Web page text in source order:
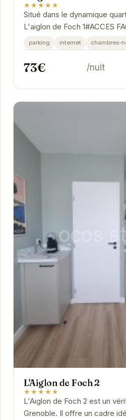
★★★★★
Situé dans le dynamique
L'aiglon de Foch 1#ACCES
hébergements modernes et
parking internet chambres-
73€ /nuit
L'Aiglon de Foch 2
★★★★★
L'Aiglon de Foch 2 est un
Grenoble. Il offre un cadre